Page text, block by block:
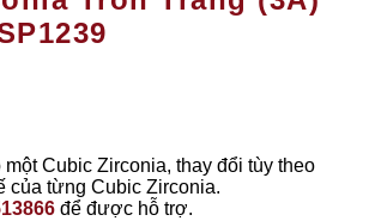
Cubic Zirconia, thay đổi tùy theo
của từng Cubic Zirconia.
để được hỗ trợ.